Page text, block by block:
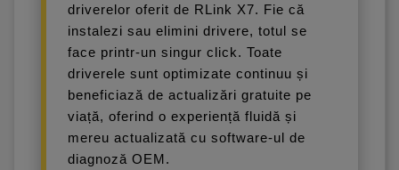
driverelor oferit de RLink X7. Fie că
instalezi sau elimini drivere, totul se
face printr-un singur click. Toate
driverele sunt optimizate continuu și
beneficiază de actualizări gratuite pe
viață, oferind o experiență fluidă și
mereu actualizată cu software-ul de
diagnoză OEM.